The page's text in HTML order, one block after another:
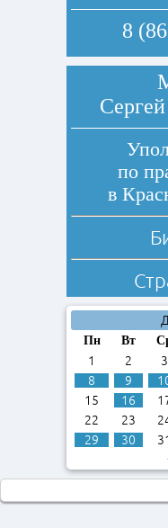
8
по
в
Пн Вт
1 2 3
8
9
15
16
22
23
29
30
31